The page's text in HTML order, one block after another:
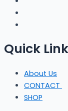
Quick
About Us
CONTACT
SHOP